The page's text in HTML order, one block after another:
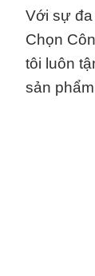
Với sự đa
Chọn
tôi luôn
sản